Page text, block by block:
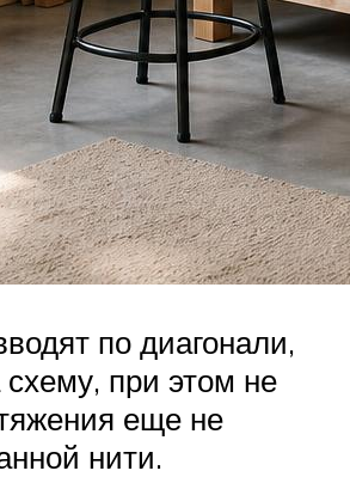
по диагонали,
при этом не
еще не
нити.